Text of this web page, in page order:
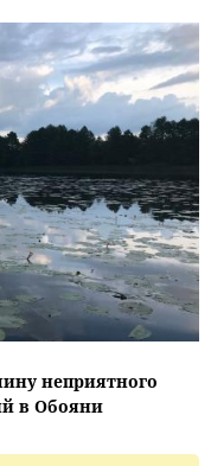
неприятного
в Обояни